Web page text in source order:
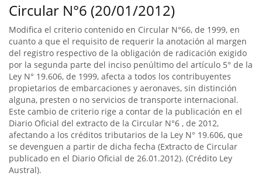
Circular N°6 (20/01/2012)
Modifica el criterio contenido en Circular N°66, de 1999, en
cuanto a que el requisito de requerir la anotación al margen
del registro respectivo de la obligación de radicación exigido
por la segunda parte del inciso penúltimo del artículo 5° de la
Ley N° 19.606, de 1999, afecta a todos los contribuyentes
propietarios de embarcaciones y aeronaves, sin distinción
alguna, presten o no servicios de transporte internacional.
Este cambio de criterio rige a contar de la publicación en el
Diario Oficial del extracto de la Circular N°6 , de 2012,
afectando a los créditos tributarios de la Ley N° 19.606, que
se devenguen a partir de dicha fecha (Extracto de Circular
publicado en el Diario Oficial de 26.01.2012). (Crédito Ley
Austral).